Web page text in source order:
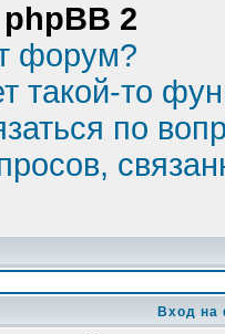
2
форум?
такой-то
по
Вход на